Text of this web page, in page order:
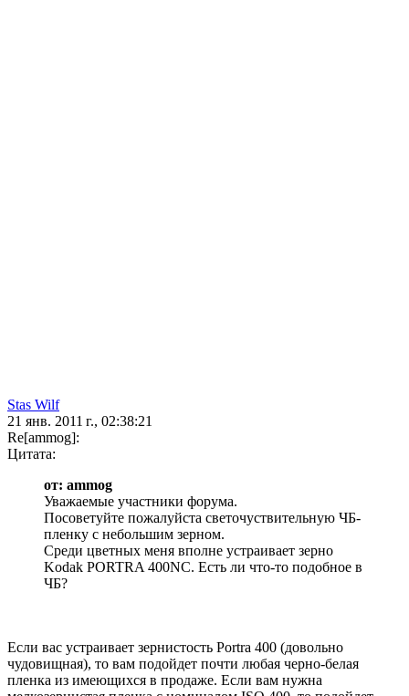
Stas Wilf
21 янв. 2011 г., 02:38:21
Re[ammog]:
Цитата:
от: ammog
Уважаемые участники форума.
Посоветуйте пожалуйста светочуствительную ЧБ-
пленку с небольшим зерном.
Среди цветных меня вполне устраивает зерно
Kodak PORTRA 400NC. Есть ли что-то подобное в
ЧБ?
Если вас устраивает зернистость Portra 400 (довольно
чудовищная), то вам подойдет почти любая черно-белая
пленка из имеющихся в продаже. Если вам нужна